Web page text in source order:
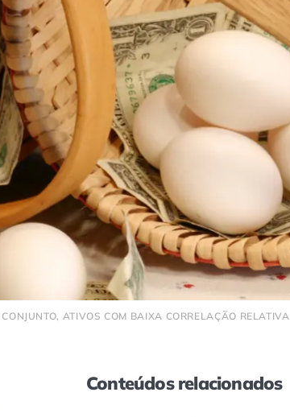
ATIVOS COM BAIXA CORRELAÇÃO RELATIVA
Conteúdos relacionados